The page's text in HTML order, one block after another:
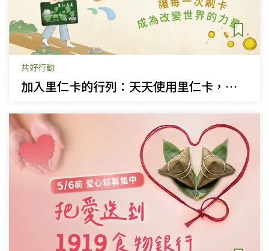
共好行動
加入里仁卡的行列：天天使用里仁卡，一同消費作公益